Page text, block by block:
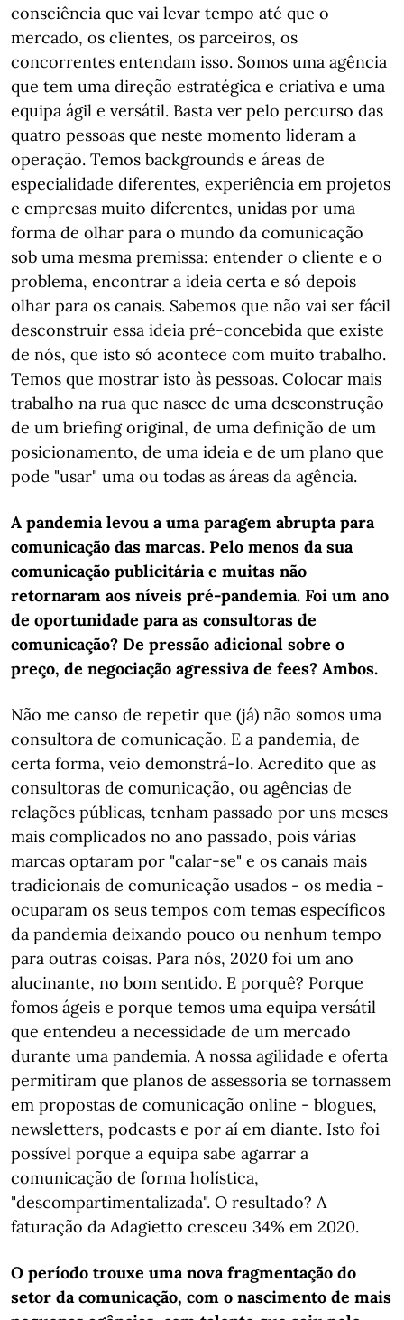
consciência que vai levar tempo até que o
mercado, os clientes, os parceiros, os
concorrentes entendam isso. Somos uma agência
que tem uma direção estratégica e criativa e uma
equipa ágil e versátil. Basta ver pelo percurso das
quatro pessoas que neste momento lideram a
operação. Temos backgrounds e áreas de
especialidade diferentes, experiência em projetos
e empresas muito diferentes, unidas por uma
forma de olhar para o mundo da comunicação
sob uma mesma premissa: entender o cliente e o
problema, encontrar a ideia certa e só depois
olhar para os canais. Sabemos que não vai ser fácil
desconstruir essa ideia pré-concebida que existe
de nós, que isto só acontece com muito trabalho.
Temos que mostrar isto às pessoas. Colocar mais
trabalho na rua que nasce de uma desconstrução
de um briefing original, de uma definição de um
posicionamento, de uma ideia e de um plano que
pode "usar" uma ou todas as áreas da agência.
A pandemia levou a uma paragem abrupta para
comunicação das marcas. Pelo menos da sua
comunicação publicitária e muitas não
retornaram aos níveis pré-pandemia. Foi um ano
de oportunidade para as consultoras de
comunicação? De pressão adicional sobre o
preço, de negociação agressiva de fees? Ambos.
Não me canso de repetir que (já) não somos uma
consultora de comunicação. E a pandemia, de
certa forma, veio demonstrá-lo. Acredito que as
consultoras de comunicação, ou agências de
relações públicas, tenham passado por uns meses
mais complicados no ano passado, pois várias
marcas optaram por "calar-se" e os canais mais
tradicionais de comunicação usados - os media -
ocuparam os seus tempos com temas específicos
da pandemia deixando pouco ou nenhum tempo
para outras coisas. Para nós, 2020 foi um ano
alucinante, no bom sentido. E porquê? Porque
fomos ágeis e porque temos uma equipa versátil
que entendeu a necessidade de um mercado
durante uma pandemia. A nossa agilidade e oferta
permitiram que planos de assessoria se tornassem
em propostas de comunicação online - blogues,
newsletters, podcasts e por aí em diante. Isto foi
possível porque a equipa sabe agarrar a
comunicação de forma holística,
"descompartimentalizada". O resultado? A
faturação da Adagietto cresceu 34% em 2020.
O período trouxe uma nova fragmentação do
setor da comunicação, com o nascimento de mais